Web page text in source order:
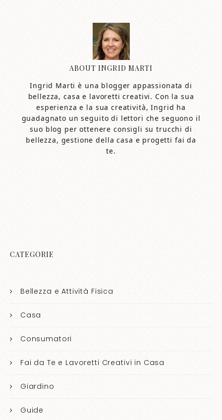
ABOUTINGRID MARTI
Ingrid Marti è una blogger appassionata di
bellezza, casa e lavoretti creativi. Con la sua
esperienza e la sua creatività, Ingrid ha
guadagnato un seguito di lettori che seguono il
suo blog per ottenere consigli su trucchi di
bellezza, gestione della casa e progetti fai da
te.
CATEGORIE
Bellezza e Attività Fisica
Casa
Consumatori
Fai da Te e Lavoretti Creativi in Casa
Giardino
Guide